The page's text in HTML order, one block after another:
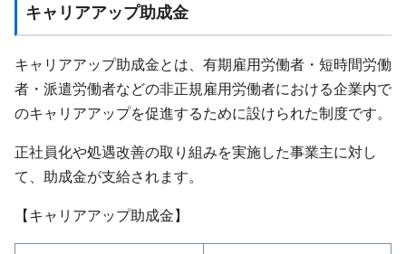
キャリアアップ助成金
キャリアアップ助成金とは、有期雇用労働者・短時間労働
者・派遣労働者などの非正規雇用労働者における企業内で
のキャリアアップを促進するために設けられた制度です。
正社員化や処遇改善の取り組みを実施した事業主に対し
て、助成金が支給されます。
【キャリアアップ助成金】